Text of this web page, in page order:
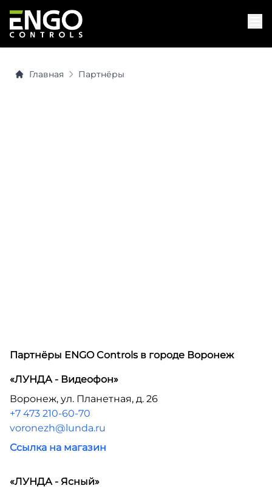
Главная Партнёры
Партнёры ENGO Controls в городе Воронеж
«ЛУНДА - Видеофон»
Воронеж, ул. Планетная, д. 26
+7 473 210-60-70
voronezh@lunda.ru
Ссылка на магазин
«ЛУНДА - Ясный»